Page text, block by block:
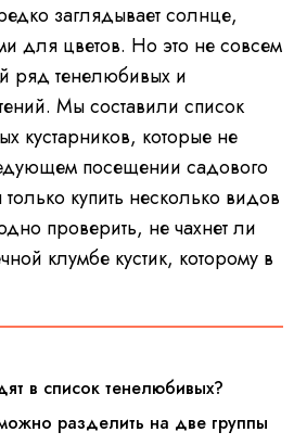
заглядывает солнце,
для цветов. Но это не совсем
ряд тенелюбивых и
Мы составили список
кустарников, которые не
посещении садового
только купить несколько видов
проверить, не чахнет ли
клумбе кустик, которому в
в список тенелюбивых?
разделить на две группы